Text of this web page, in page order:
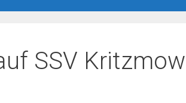
SSV Kritzmow